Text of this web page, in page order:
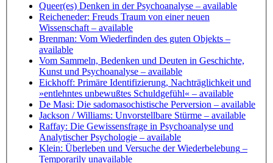
Queer(es) Denken in der Psychoanalyse – available
Reicheneder: Freuds Traum von einer neuen
Wissenschaft – available
Brenman: Vom Wiederfinden des guten Objekts –
available
Vom Sammeln, Bedenken und Deuten in Geschichte,
Kunst und Psychoanalyse – available
Eickhoff: Primäre Identifizierung, Nachträglichkeit und
»entlehntes unbewußtes Schuldgefühl« – available
De Masi: Die sadomasochistische Perversion – available
Jackson / Williams: Unvorstellbare Stürme – available
Raffay: Die Gewissensfrage in Psychoanalyse und
Analytischer Psychologie – available
Klein: Überleben und Versuche der Wiederbelebung –
Temporarily unavailable